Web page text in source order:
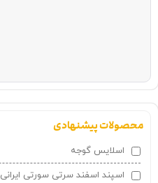
محصولات پیشنهادی
اسلايس گوجه
اسپند اسفند سرتی سورتی ایرانی